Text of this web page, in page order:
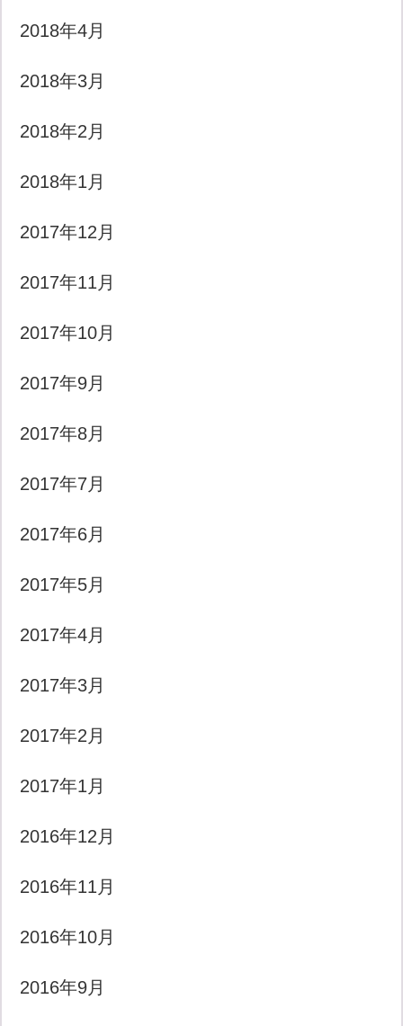
2018年4月
2018年3月
2018年2月
2018年1月
2017年12月
2017年11月
2017年10月
2017年9月
2017年8月
2017年7月
2017年6月
2017年5月
2017年4月
2017年3月
2017年2月
2017年1月
2016年12月
2016年11月
2016年10月
2016年9月